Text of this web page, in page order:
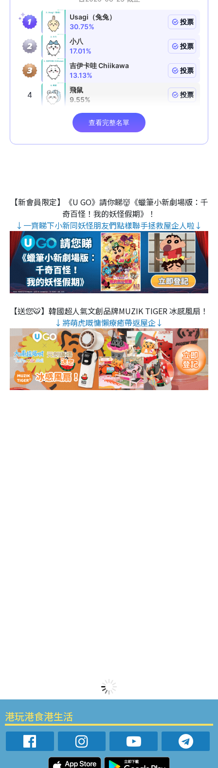
【新會員限定】《U GO》請你睇👹《蠟筆小新劇場版：千
奇百怪！我的妖怪假期》！
↓一齊睇下小新同妖怪朋友們點樣聯手拯救屋企人啦↓
【送您🐯】韓國超人氣文創品牌MUZIK TIGER 冰感風扇！
↓將萌虎嘅慵懶療癒帶返屋企↓
港玩港食港生活